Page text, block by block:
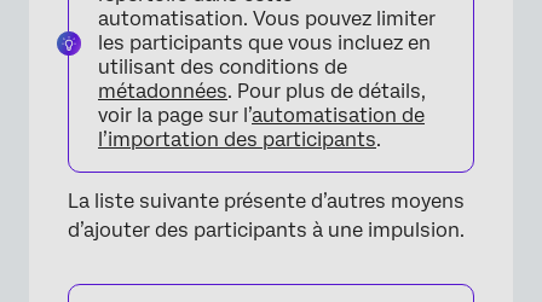
automatisation. Vous pouvez limiter
les participants que vous incluez en
utilisant des conditions de
métadonnées. Pour plus de détails,
voir la page sur l’automatisation de
l’importation des participants.
La liste suivante présente d’autres moyens
d’ajouter des participants à une impulsion.